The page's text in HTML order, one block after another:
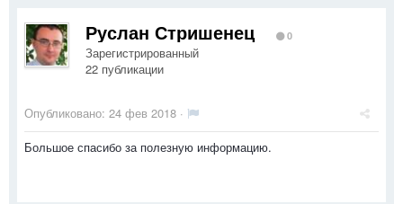
Руслан Стришенец 0
Зарегистрированный
22 публикации
Опубликовано: 24 фев 2018 ·
Большое спасибо за полезную информацию.